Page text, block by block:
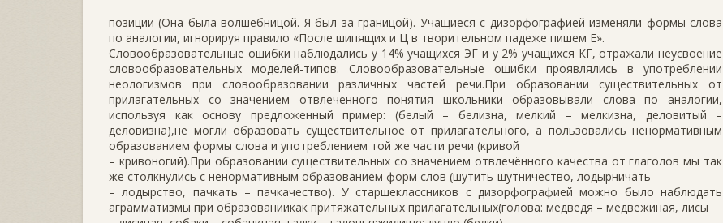
позиции (Она была волшебницой. Я был за границой). Учащиеся с дизорфографией изменяли формы слова
по аналогии, игнорируя правило «После шипящих и Ц в творительном падеже пишем Е».
Словообразовательные ошибки наблюдались у 14% учащихся ЭГ и у 2% учащихся КГ, отражали неусвоение
словообразовательных моделей-типов. Словообразовательные ошибки проявлялись в употреблении
неологизмов при словообразовании различных частей речи.При образовании существительных от
прилагательных со значением отвлечённого понятия школьники образовывали слова по аналогии,
используя как основу предложенный пример: (белый – белизна, мелкий – мелкизна, деловитый –
деловизна),не могли образовать существительное от прилагательного, а пользовались ненормативным
образованием формы слова и употреблением той же части речи (кривой
– кривоногий).При образовании существительных со значением отвлечённого качества от глаголов мы так
же столкнулись с ненормативным образованием форм слов (шутить-шутничество, лодырничать
– лодырство, пачкать – пачкачество). У старшеклассников с дизорфографией можно было наблюдать
аграмматизмы при образованиикак притяжательных прилагательных(голова: медведя – медвежиная, лисы